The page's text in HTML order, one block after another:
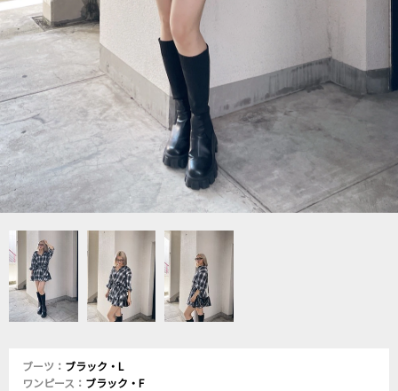
ブーツ： ブラック・L
ワンピース： ブラック・F